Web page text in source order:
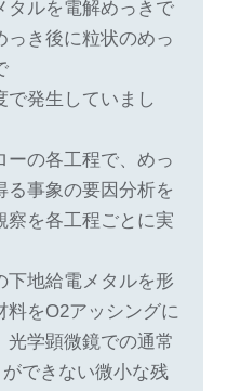
タルを電解めっきで
っき後に粒状のめっ
で発生していまし
ーの各工程で、めっ
る事象の要因分析を
察を各工程ごとに実
下地給電メタルを形
料をO2アッシングに
光学顕微鏡での通常
できない微小な残